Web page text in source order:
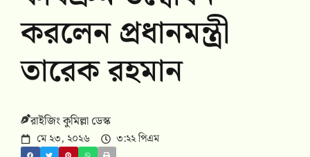
করলেন প্রধানমন্ত্রী
তারেক রহমান
রাইজিং কুমিল্লা ডেস্ক
মে ২৩, ২০২৬ ৩:২২ পিএম